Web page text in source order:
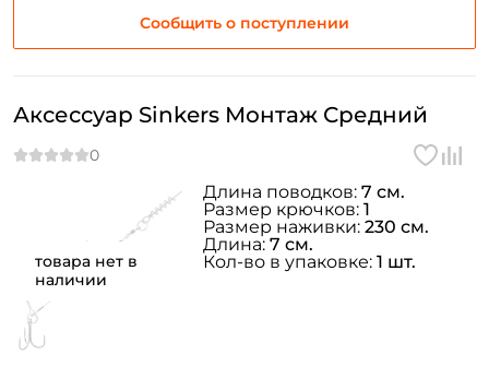
Сообщить о поступлении
товара нет в
наличии
Аксессуар Sinkers Монтаж Средний
Длина поводков: 7 см.
Размер крючков: 1
Размер наживки: 230 см.
Длина: 7 см.
Кол-во в упаковке: 1 шт.